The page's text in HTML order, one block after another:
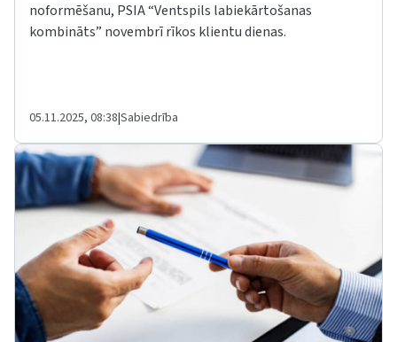
noformēšanu, PSIA “Ventspils labiekārtošanas
kombināts” novembrī rīkos klientu dienas.
05.11.2025, 08:38|Sabiedrība